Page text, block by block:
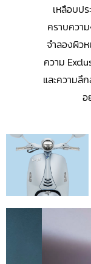
เหลือบป
คราบควา
จำลองผิว
ความ
และความลึ
อ